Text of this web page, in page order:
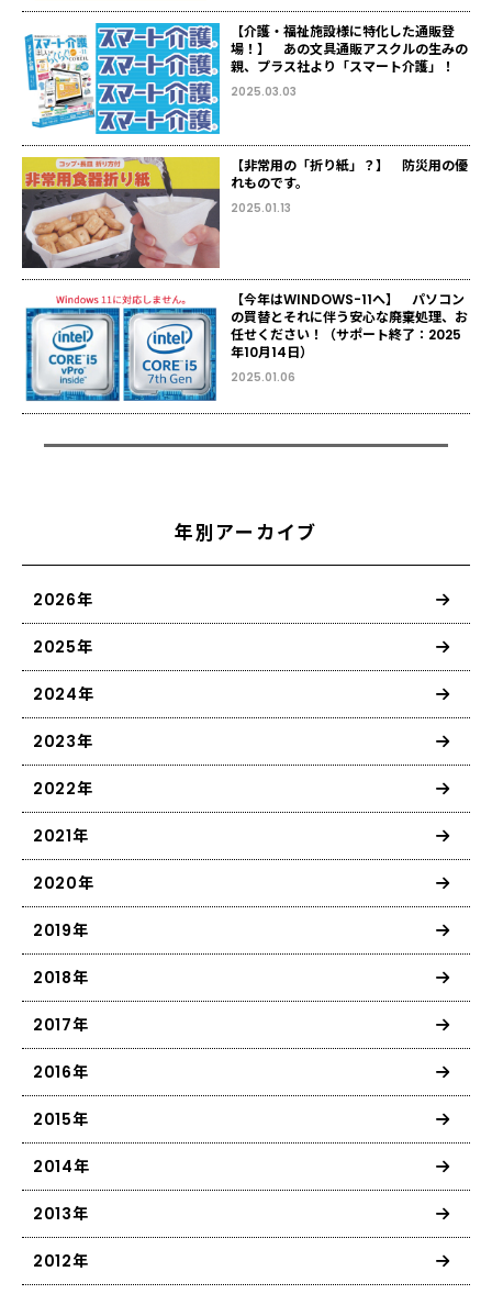
【介護・福祉施設様に特化した通販登
場！】 あの文具通販アスクルの生みの
親、プラス社より「スマート介護」！
2025.03.03
【非常用の「折り紙」？】 防災用の優
れものです。
2025.01.13
【今年はWINDOWS-11へ】 パソコン
の買替とそれに伴う安心な廃棄処理、お
任せください！（サポート終了：2025
年10月14日）
2025.01.06
年別アーカイブ
2026年
2025年
2024年
2023年
2022年
2021年
2020年
2019年
2018年
2017年
2016年
2015年
2014年
2013年
2012年